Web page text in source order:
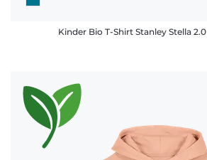
Kinder Bio T-Shirt Stanley Stella 2.0